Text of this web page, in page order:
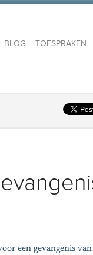
BLOG TOESPRAKEN
een gevangenis